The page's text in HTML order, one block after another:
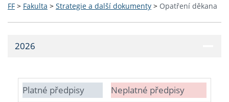
FF > Fakulta > Strategie a další dokumenty > Opatření děkana
2026
Platné předpisy Neplatné předpisy